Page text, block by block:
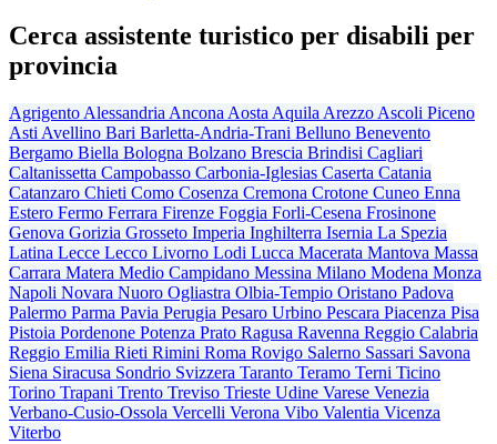
Cerca assistente turistico per disabili per
provincia
Agrigento Alessandria Ancona Aosta Aquila Arezzo Ascoli Piceno
Asti Avellino Bari Barletta-Andria-Trani Belluno Benevento
Bergamo Biella Bologna Bolzano Brescia Brindisi Cagliari
Caltanissetta Campobasso Carbonia-Iglesias Caserta Catania
Catanzaro Chieti Como Cosenza Cremona Crotone Cuneo Enna
Estero Fermo Ferrara Firenze Foggia Forli-Cesena Frosinone
Genova Gorizia Grosseto Imperia Inghilterra Isernia La Spezia
Latina Lecce Lecco Livorno Lodi Lucca Macerata Mantova Massa
Carrara Matera Medio Campidano Messina Milano Modena Monza
Napoli Novara Nuoro Ogliastra Olbia-Tempio Oristano Padova
Palermo Parma Pavia Perugia Pesaro Urbino Pescara Piacenza Pisa
Pistoia Pordenone Potenza Prato Ragusa Ravenna Reggio Calabria
Reggio Emilia Rieti Rimini Roma Rovigo Salerno Sassari Savona
Siena Siracusa Sondrio Svizzera Taranto Teramo Terni Ticino
Torino Trapani Trento Treviso Trieste Udine Varese Venezia
Verbano-Cusio-Ossola Vercelli Verona Vibo Valentia Vicenza
Viterbo